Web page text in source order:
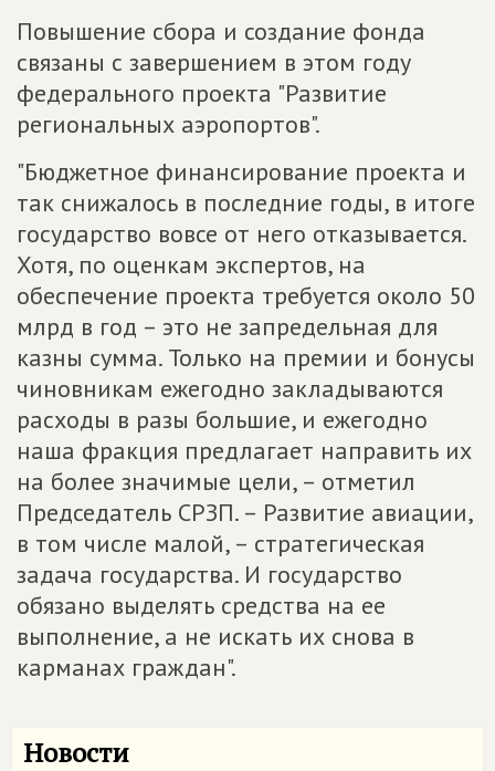
Повышение сбора и создание фонда
связаны с завершением в этом году
федерального проекта "Развитие
региональных аэропортов".
"Бюджетное финансирование проекта и
так снижалось в последние годы, в итоге
государство вовсе от него отказывается.
Хотя, по оценкам экспертов, на
обеспечение проекта требуется около 50
млрд в год – это не запредельная для
казны сумма. Только на премии и бонусы
чиновникам ежегодно закладываются
расходы в разы большие, и ежегодно
наша фракция предлагает направить их
на более значимые цели, – отметил
Председатель СРЗП. – Развитие авиации,
в том числе малой, – стратегическая
задача государства. И государство
обязано выделять средства на ее
выполнение, а не искать их снова в
карманах граждан".
Новости